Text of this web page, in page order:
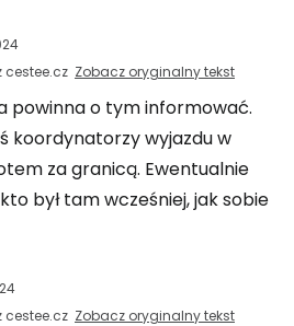
cestee.cz Zobacz oryginalny tekst
powinna o tym informować.
koordynatorzy wyjazdu w
za granicą. Ewentualnie
był tam wcześniej, jak sobie
cestee.cz Zobacz oryginalny tekst